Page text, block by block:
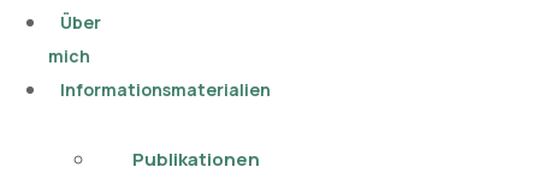
Über
mich
Informationsmaterialien
Publikationen​